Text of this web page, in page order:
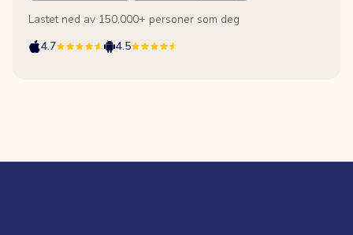
Lastet ned av 150,000+ personer som deg
4.7
4.5